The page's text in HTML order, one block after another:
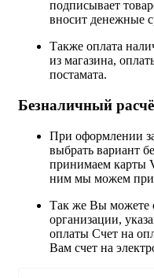
подписывает
вносит денежные
Также оплата
из магазина,
постамата.
Безналичный
При оформлении
выбрать вариант
принимаем карты
ним мы можем
Так же Вы можете
организации,
оплаты Счет на
Вам счет на